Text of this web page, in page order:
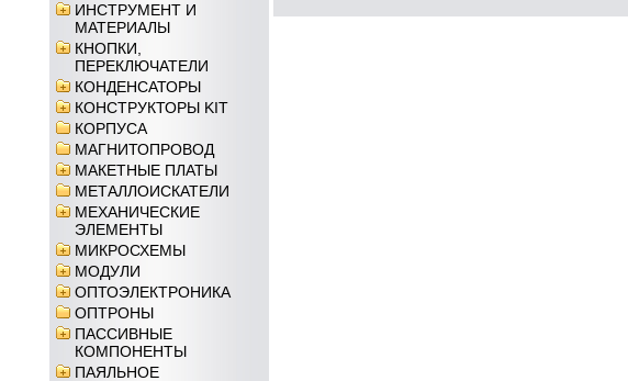
ИНСТРУМЕНТ И
МАТЕРИАЛЫ
КНОПКИ,
ПЕРЕКЛЮЧАТЕЛИ
КОНДЕНСАТОРЫ
КОНСТРУКТОРЫ KIT
КОРПУСА
МАГНИТОПРОВОД
МАКЕТНЫЕ ПЛАТЫ
МЕТАЛЛОИСКАТЕЛИ
МЕХАНИЧЕСКИЕ
ЭЛЕМЕНТЫ
МИКРОСХЕМЫ
МОДУЛИ
ОПТОЭЛЕКТРОНИКА
ОПТРОНЫ
ПАССИВНЫЕ
КОМПОНЕНТЫ
ПАЯЛЬНОЕ